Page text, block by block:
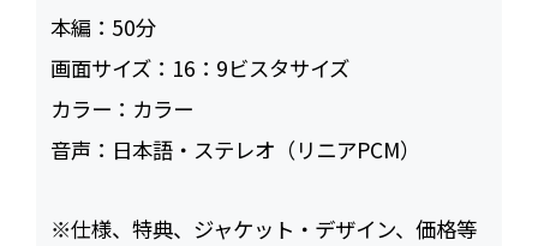
本編： 50
画面サイズ： 16：9ビスタサイズ
カラー： カラー
音声： 日本語・ステレオ（リニアPCM）
※仕様、特典、ジャケット・デザイン、価格等